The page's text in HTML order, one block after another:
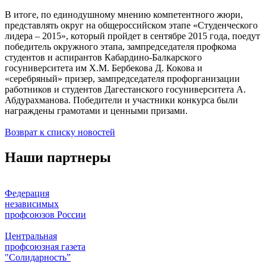
В итоге, по единодушному мнению компетентного жюри,
представлять округ на общероссийском этапе «Студенческого
лидера – 2015», который пройдет в сентябре 2015 года, поедут
победитель окружного этапа, зампредседателя профкома
студентов и аспирантов Кабардино-Балкарского
госуниверситета им Х.М. Бербекова Д. Кокова и
«серебряный» призер, зампредседателя профорганизации
работников и студентов Дагестанского госуниверситета А.
Абдурахманова. Победители и участники конкурса были
награждены грамотами и ценными призами.
Возврат к списку новостей
Наши партнеры
Федерация
независимых
профсоюзов России
Центральная
профсоюзная газета
"Солидарность”